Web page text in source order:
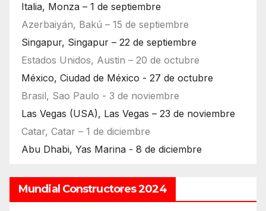
Italia, Monza – 1 de septiembre
Azerbaiyán, Bakú – 15 de septiembre
Singapur, Singapur – 22 de septiembre
Estados Unidos, Austin – 20 de octubre
México, Ciudad de México - 27 de octubre
Brasil, Sao Paulo - 3 de noviembre
Las Vegas (USA), Las Vegas – 23 de noviembre
Catar, Catar – 1 de diciembre
Abu Dhabi, Yas Marina - 8 de diciembre
Mundial Constructores 2024